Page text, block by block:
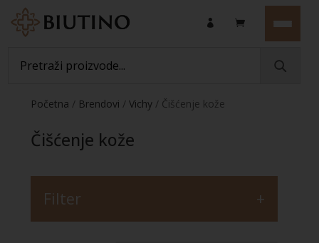
Početna / Brendovi /Vichy / Čišćenje kože
Čišćenje kože
Filter